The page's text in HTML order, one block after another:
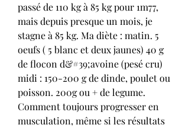
passé de 110 kg à 85 kg pour 1m77,
mais depuis presque un mois, je
stagne à 85 kg. Ma diète : matin. 5
oeufs ( 5 blanc et deux jaunes) 40 g
de flocon d&#39;avoine (pesé cru)
midi : 150-200 g de dinde, poulet ou
poisson. 200g ou + de legume.
Comment toujours progresser en
musculation, même si les résultats